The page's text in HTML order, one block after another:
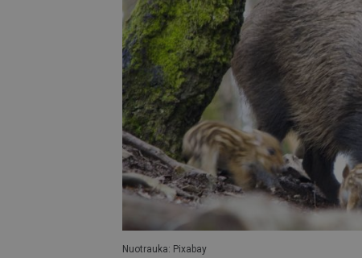
Nuotrauka: Pixabay